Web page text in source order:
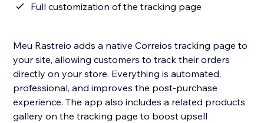
Full customization of the tracking page
Meu Rastreio adds a native Correios tracking page to
your site, allowing customers to track their orders
directly on your store. Everything is automated,
professional, and improves the post-purchase
experience. The app also includes a related products
gallery on the tracking page to boost upsell